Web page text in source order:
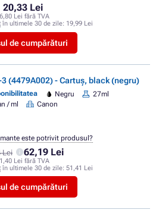
20,33 Lei
Lei fără TVA
în ultimele 30 de zile: 19,99 Lei
de cumpărături
3 (4479A002) - Cartuș, black (negru)
Negru
27ml
/ ml
Canon
Lei 62,19 Lei
Lei fără TVA
în ultimele 30 de zile: 51,41 Lei
de cumpărături
este potrivit produsul?